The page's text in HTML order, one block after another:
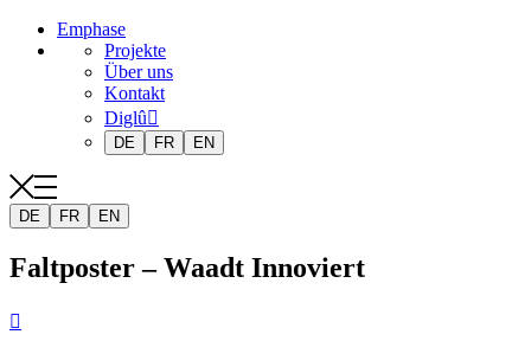
Emphase
Projekte
Über uns
Kontakt
Diglû
DE FR EN
DE FR EN
Faltposter – Waadt Innoviert
